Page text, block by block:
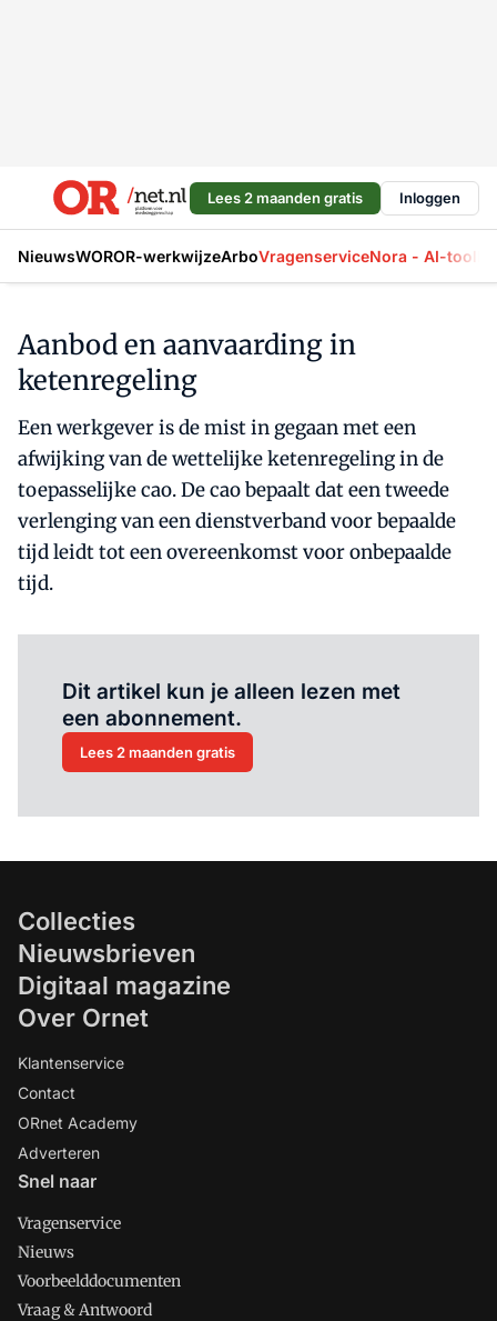
Lees 2 maanden gratis Inloggen
NieuwsWOROR-werkwijzeArboVragenserviceNora - AI-tool
Aanbod en aanvaarding in
ketenregeling
Een werkgever is de mist in gegaan met een
afwijking van de wettelijke ketenregeling in de
toepasselijke cao. De cao bepaalt dat een tweede
verlenging van een dienstverband voor bepaalde
tijd leidt tot een overeenkomst voor onbepaalde
tijd.
Dit artikel kun je alleen lezen met
een abonnement.
Lees 2 maanden gratis
Collecties
Nieuwsbrieven
Digitaal magazine
Over Ornet
Klantenservice
Contact
ORnet Academy
Adverteren
Snel naar
Vragenservice
Nieuws
Voorbeelddocumenten
Vraag & Antwoord